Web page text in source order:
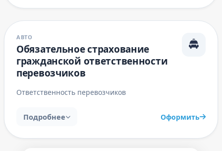
АВТО
Обязательное страхование
гражданской ответственности
перевозчиков
Ответственность перевозчиков
Подробнее Оформить